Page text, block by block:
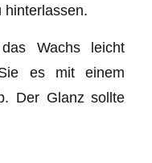
hinterlassen.
Wachs leicht
es mit einem
Der Glanz sollte